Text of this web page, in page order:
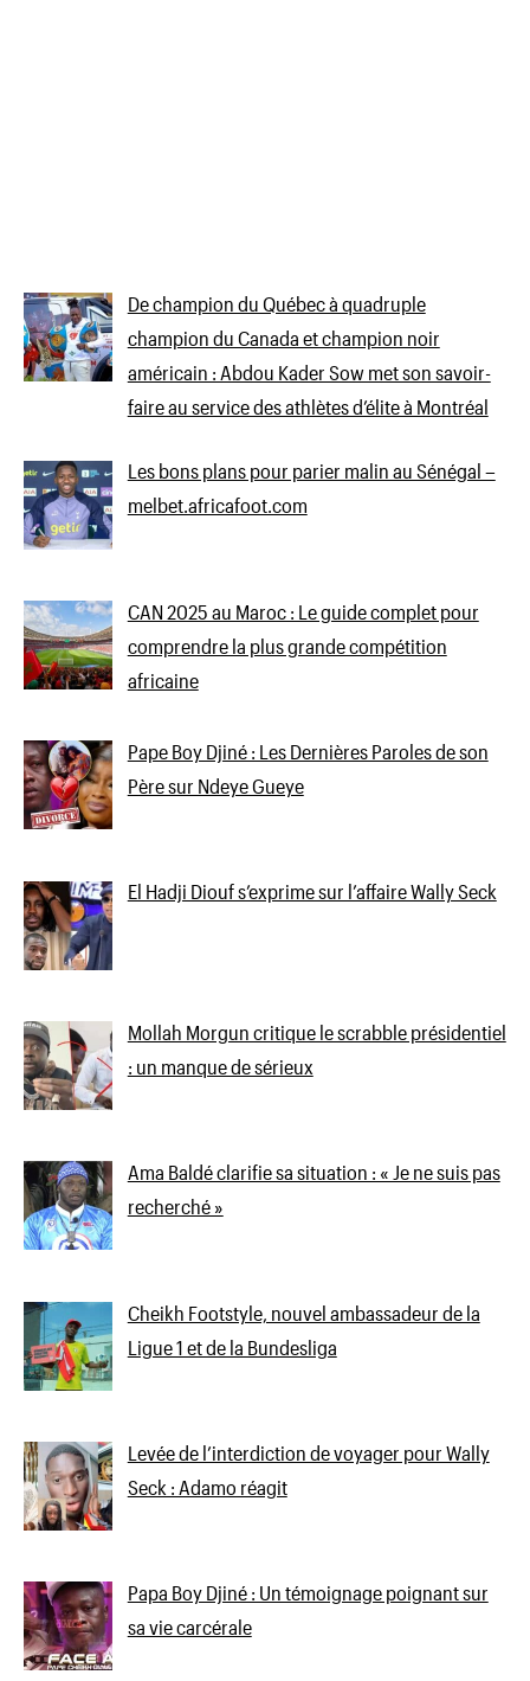
De champion du Québec à quadruple
champion du Canada et champion noir
américain : Abdou Kader Sow met son savoir-
faire au service des athlètes d’élite à Montréal
Les bons plans pour parier malin au Sénégal –
melbet.africafoot.com
CAN 2025 au Maroc : Le guide complet pour
comprendre la plus grande compétition
africaine
Pape Boy Djiné : Les Dernières Paroles de son
Père sur Ndeye Gueye
El Hadji Diouf s’exprime sur l’affaire Wally Seck
Mollah Morgun critique le scrabble présidentiel
: un manque de sérieux
Ama Baldé clarifie sa situation : « Je ne suis pas
recherché »
Cheikh Footstyle, nouvel ambassadeur de la
Ligue 1 et de la Bundesliga
Levée de l’interdiction de voyager pour Wally
Seck : Adamo réagit
Papa Boy Djiné : Un témoignage poignant sur
sa vie carcérale